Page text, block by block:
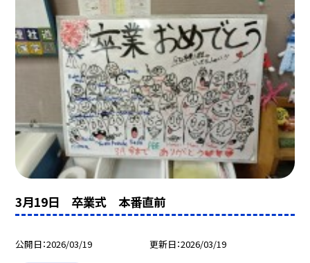
3月19日 卒業式 本番直前
公開日 2026/03/19 更新日 2026/03/19